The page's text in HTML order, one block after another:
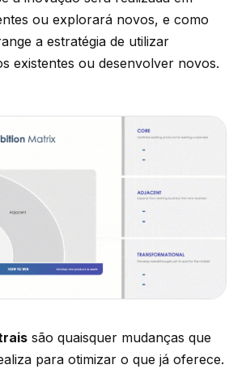
ou explorará novos, e como
a estratégia de utilizar
existentes ou desenvolver novos.
são quaisquer mudanças que
para otimizar o que já oferece.